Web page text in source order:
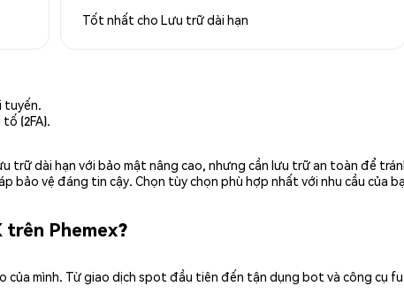
Tốt nhất cho Lưu trữ dài hạn
tuyến.
(2FA).
trữ dài hạn với bảo mật nâng cao, nhưng cần lưu trữ an toàn để
bảo vệ đáng tin cậy. Chọn tùy chọn phù hợp nhất với nhu cầu của
trên Phemex?
của mình. Từ giao dịch spot đầu tiên đến tận dụng bot và công